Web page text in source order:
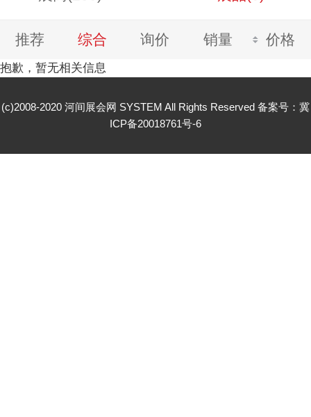
推荐 综合 询价 销量 价格
抱歉，暂无相关信息
(c)2008-2020 河间展会网 SYSTEM All Rights Reserved 备案号： 冀
ICP备20018761号-6